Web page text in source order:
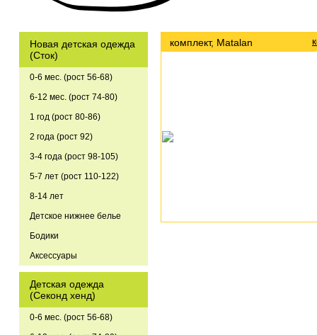
Новая детская одежда
(Сток)
0-6 мес. (рост 56-68)
6-12 мес. (рост 74-80)
1 год (рост 80-86)
2 года (рост 92)
3-4 года (рост 98-105)
5-7 лет (рост 110-122)
8-14 лет
Детское нижнее белье
Бодики
Аксессуары
Детская одежда
(Секонд хенд)
0-6 мес. (рост 56-68)
комплект, Matalan